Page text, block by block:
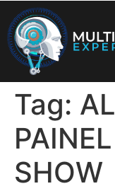
Tag:
SHOW